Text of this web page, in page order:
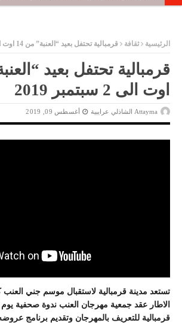
الرئيسية ثقافة قرمبالية تحتفل بعيد “العنبة” من 14 اوت الى 2 سبتمبر 2019
اوت الى 2 سبتمبر 2019
Attayma الشاذلي عرايبية أغسطس 09, 2019
تستعد مدينة قرمبالية لاستقبال موسم جني
قرمبالية للتعريف بالمهرجان وتقديم برنامج